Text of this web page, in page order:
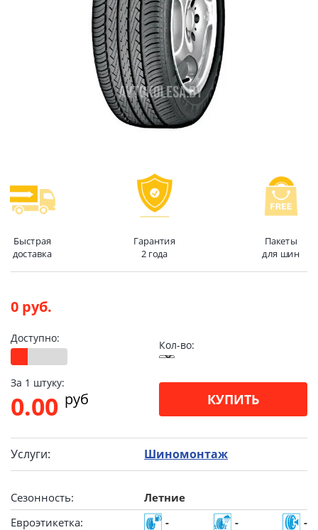
Быстрая
доставка
Гарантия
2 года
Пакеты
для шин
0 руб.
Доступно:
Кол-во:
За 1 штуку:
0.00 pуб КУПИТЬ
Услуги: Шиномонтаж
Сезонность:
Летние
Евроэтикетка:
- -
-